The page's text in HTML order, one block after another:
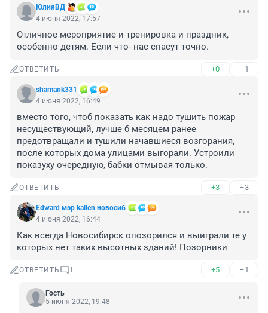
ЮлияВД
4 июня 2022, 17:57
Отличное мероприятие и тренировка и праздник,
особенно детям. Если что- нас спасут точно.
ОТВЕТИТЬ +0 –1
shamank331
4 июня 2022, 16:49
вместо того, чтоб показать как надо тушить пожар
несуществующий, лучше б месяцем ранее
предотвращали и тушили начавшиеся возгорания,
после которых дома улицами выгорали. Устроили
показуху очередную, бабки отмывая только.
ОТВЕТИТЬ +3 –3
Edward мэр kallen новосиб
4 июня 2022, 16:44
Как всегда Новосибирск опозорился и выиграли те у
которых нет таких высотных зданий! Позорники
ОТВЕТИТЬ 1 +5 –1
Гость
5 июня 2022, 19:48